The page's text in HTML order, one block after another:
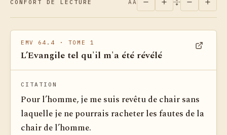
CONFORT DE LECTURE AA
EMV 64.4 · TOME 1
L’Evangile tel qu'il m'a été révélé
CITATION
Pour l’homme, je me suis revêtu de chair sans
laquelle je ne pourrais racheter les fautes de la
chair de l’homme.